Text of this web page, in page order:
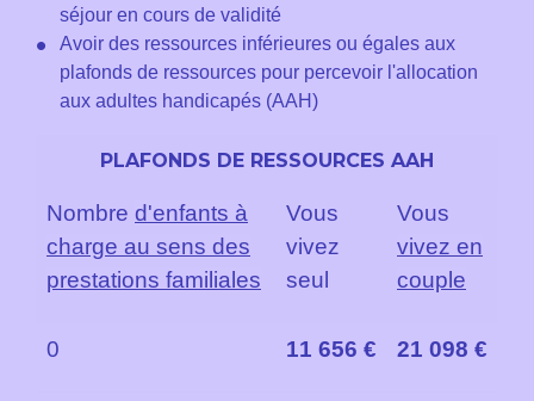
séjour en cours de validité
Avoir des ressources inférieures ou égales aux
plafonds de ressources pour percevoir l'allocation
aux adultes handicapés (AAH)
PLAFONDS DE RESSOURCES AAH
Nombre d'enfants à
charge au sens des
prestations familiales
Vous
vivez
seul
Vous
vivez en
couple
0 11 656 € 21 098 €